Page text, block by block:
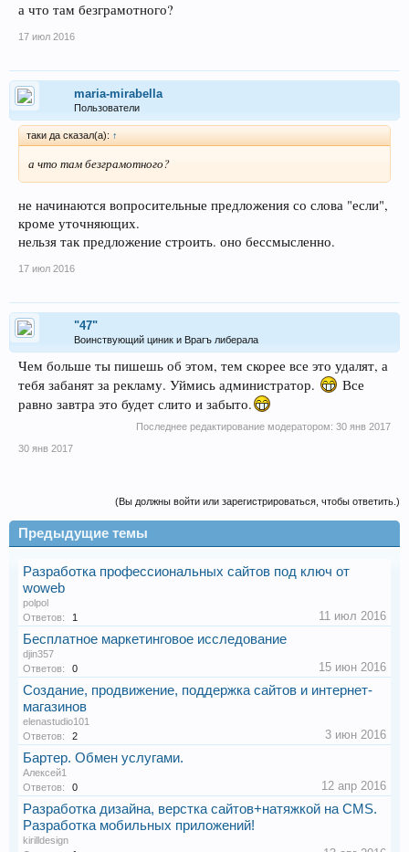
а что там безграмотного?
17 июл 2016
maria-mirabella
Пользователи
таки да сказал(а): ↑
а что там безграмотного?
не начинаются вопросительные предложения со слова "если",
кроме уточняющих.
нельзя так предложение строить. оно бессмысленно.
17 июл 2016
"47"
Воинствующий циник и Врагъ либерала
Чем больше ты пишешь об этом, тем скорее все это удалят, а
тебя забанят за рекламу. Уймись администратор.
Все
равно завтра это будет слито и забыто.
Последнее редактирование модератором: 30 янв 2017
30 янв 2017
(Вы должны войти или зарегистрироваться, чтобы ответить.)
Предыдущие темы
Разработка профессиональных сайтов под ключ от
woweb
polpol
Ответов:
1 11 июл 2016
Бесплатное маркетинговое исследование
djin357
Ответов:
0 15 июн 2016
Создание, продвижение, поддержка сайтов и интернет-
магазинов
elenastudio101
Ответов:
2 3 июн 2016
Бартер. Обмен услугами.
Алексей1
Ответов:
0 12 апр 2016
Разработка дизайна, верстка сайтов+натяжкой на CMS.
Разработка мобильных приложений!
kirilldesign